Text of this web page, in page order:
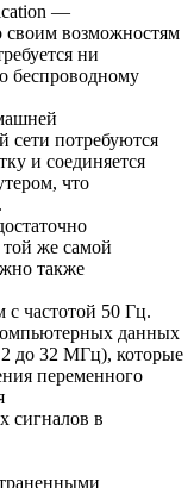
—
возможностям
ни
беспроводному
сети потребуются
и соединяется
что
же самой
также
с частотой 50 Гц.
данных
2 до 32 МГц), которые
переменного
сигналов в